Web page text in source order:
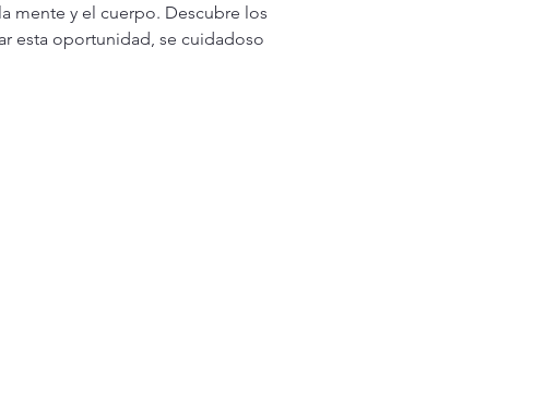
mente y el cuerpo. Descubre los
esta oportunidad, se cuidadoso